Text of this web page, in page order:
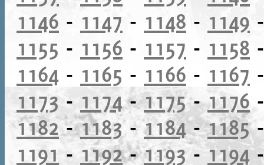
1146 - 1147 - 1148 - 1149
1155 - 1156 - 1157 - 1158
1164 - 1165 - 1166 - 1167
1173- 1174-1175-1176
1182-1183-1184-1185
1191 - 1192-1193-1194